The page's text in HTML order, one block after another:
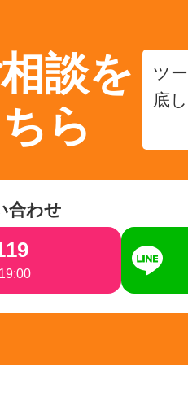
談を
ら
ツ
底
合わせ